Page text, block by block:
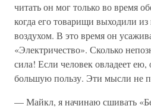
читать он мог только во время
когда его товарищи выходили
воздухом. В это время он
«Электричество». Сколько
сила! Если человек овладеет ею,
большую пользу. Эти мысли не
— Майкл, я начинаю сшивать